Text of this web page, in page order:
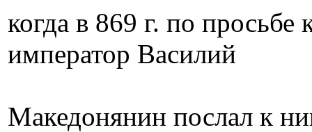
когда в 869 г. по
император Василий
Македонянин послал к